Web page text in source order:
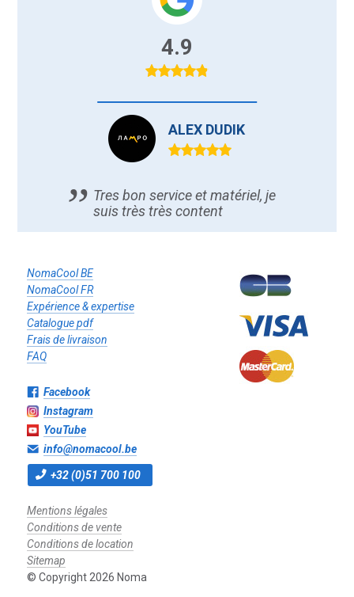
4.9
ALEX DUDIK
Tres bon service et matériel, je
suis très très content
NomaCool BE
NomaCool FR
Expérience & expertise
Catalogue pdf
Frais de livraison
FAQ
Facebook
Instagram
YouTube
info@nomacool.be
+32 (0)51 700 100
Mentions légales
Conditions de vente
Conditions de location
Sitemap
© Copyright 2026 Noma